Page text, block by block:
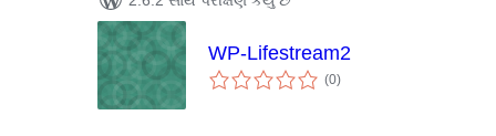
WP-Lifestream2
(0કુલ
રેટિંગ્સ
)